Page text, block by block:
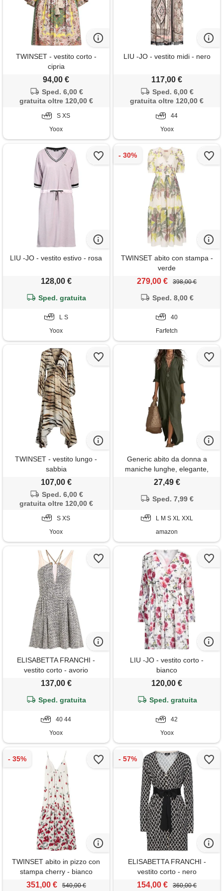
TWINSET - vestito corto -
cipria
94,00 €
Sped. 6,00 €
gratuita oltre 120,00 €
S XS
Yoox
LIU -JO - vestito midi - nero
117,00 €
Sped. 6,00 €
gratuita oltre 120,00 €
44
Yoox
LIU -JO - vestito estivo - rosa
128,00 €
Sped. gratuita
L S
Yoox
TWINSET abito con stampa -
verde
279,00 € 398,00 €
Sped. 8,00 €
40
Farfetch
TWINSET - vestito lungo -
sabbia
107,00 €
Sped. 6,00 €
gratuita oltre 120,00 €
S XS
Yoox
Generic abito da donna a
maniche lunghe, elegante,
estivo, leggero, a tunica,
spiaggia, da donna, casual,
tempo libero, con spacco, 01-
verde, xxl
27,49 €
Sped. 7,99 €
L M S XL XXL
amazon
ELISABETTA FRANCHI -
vestito corto - avorio
137,00 €
Sped. gratuita
40 44
Yoox
LIU -JO - vestito corto -
bianco
120,00 €
Sped. gratuita
42
Yoox
TWINSET abito in pizzo con
stampa cherry - bianco
351,00 € 540,00 €
ELISABETTA FRANCHI -
vestito corto - nero
154,00 € 360,00 €